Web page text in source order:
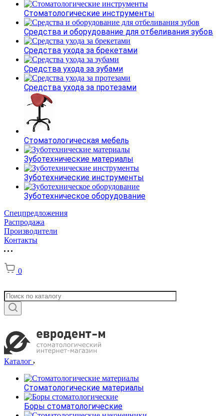
Стоматологические инструменты
Средства и оборудование для отбеливания зубов
Средства ухода за брекетами
Средства ухода за зубами
Средства ухода за протезами
Стоматологическая мебель
Зуботехнические материалы
Зуботехнические инструменты
Зуботехническое оборудование
Спецпредложения
Распродажа
Производители
Контакты
0
Каталог
Стоматологические материалы
Боры стоматологические